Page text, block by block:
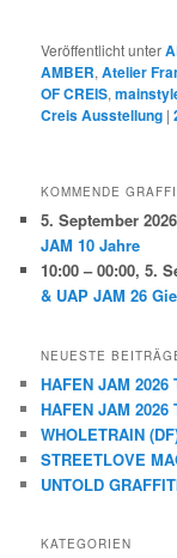
Veröffentlicht unter
AMBER,Atelier
OF CREIS,
Creis Ausstellung |
KOMMENDE
5. September 2026
JAM 10 Jahre
10:00 – 00:00,5.
& UAP JAM 26
NEUESTE
HAFEN JAM 2026
HAFEN JAM 2026
WHOLETRAIN
STREETLOVE
UNTOLD
KATEGORIEN